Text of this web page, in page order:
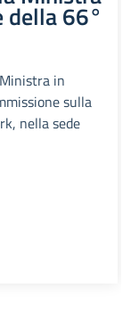
della 66°
in
sulla
nella sede